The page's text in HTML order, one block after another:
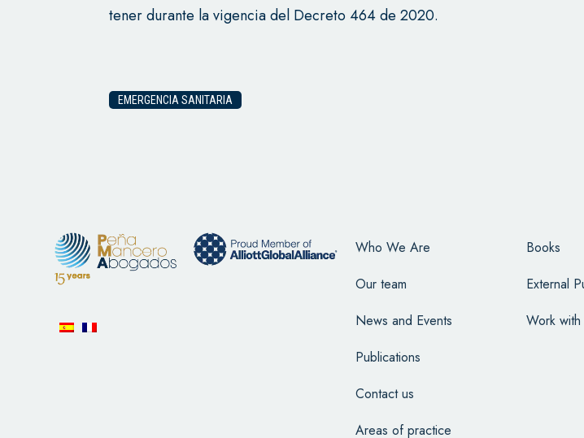
tener durante la vigencia del Decreto 464 de 2020.
EMERGENCIA SANITARIA
Who We Are
Our team
News and Events
Publications
Contact us
Areas of practice
Books
External
Work with